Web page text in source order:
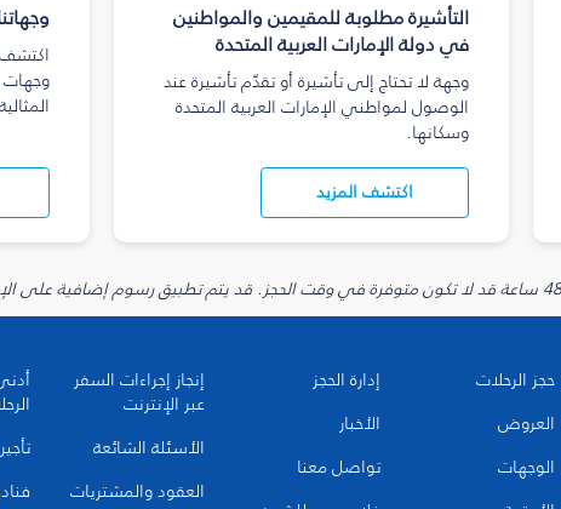
التأشيرة مطلوبة للمقيمين والمواطنين
في دولة الإمارات العربية المتحدة
وجهة لا تحتاج إلى تأشيرة أو تقدّم تأشيرة عند
الوصول لمواطني الإمارات العربية المتحدة
وسكانها.
اكتشف المزيد
اكتشف
وجهات
حجز الرحلات
العروض
الوجهات
إدارة الحجز
الأخبار
تواصل معنا
إنجاز إجراءات السفر
عبر الإنترنت
الأسئلة الشائعة
العقود والمشتريات